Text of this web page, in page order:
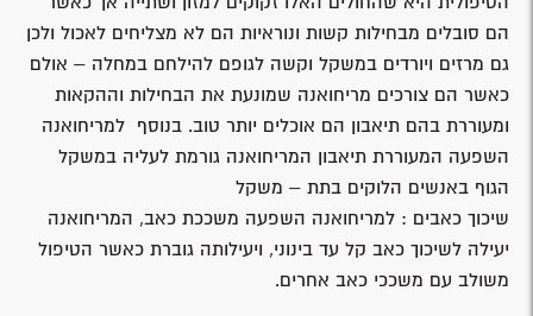
הם סובלים מבחילות קשות ונוראיות הם לא מצליחים לאכול ולכן
גם מרזים ויורדים במשקל וקשה לגופם להילחם במחלה – אולם
כאשר הם צורכים מריחואנה שמונעת את הבחילות וההקאות
ומעוררת בהם תיאבון הם אוכלים יותר טוב. בנוסף למריחואנה
השפעה המעוררת תיאבון המריחואנה גורמת לעליה במשקל
הגוף באנשים הלוקים בתת – משקל
שיכוך כאבים : למריחואנה השפעה משככת כאב, המריחואנה
יעילה לשיכוך כאב קל עד בינוני, ויעילותה גוברת כאשר הטיפול
משולב עם משככי כאב אחרים.